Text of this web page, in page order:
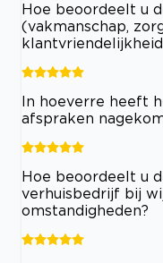
Hoe beoordeelt u
(vakmanschap,
In hoeverre heeft
afspraken
Hoe beoordeelt u
verhuisbedrijf bij
omstandigheden?